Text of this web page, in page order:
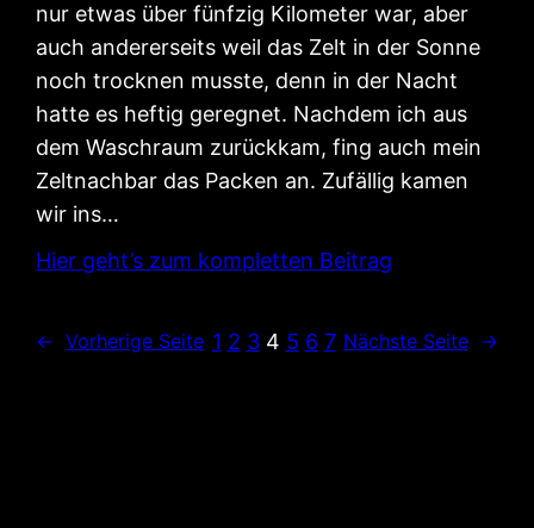
nur etwas über fünfzig Kilometer war, aber
auch andererseits weil das Zelt in der Sonne
noch trocknen musste, denn in der Nacht
hatte es heftig geregnet. Nachdem ich aus
dem Waschraum zurückkam, fing auch mein
Zeltnachbar das Packen an. Zufällig kamen
wir ins…
Hier geht’s zum kompletten Beitrag
← Vorherige Seite 1 2 3 4 5 6 7 Nächste Seite →